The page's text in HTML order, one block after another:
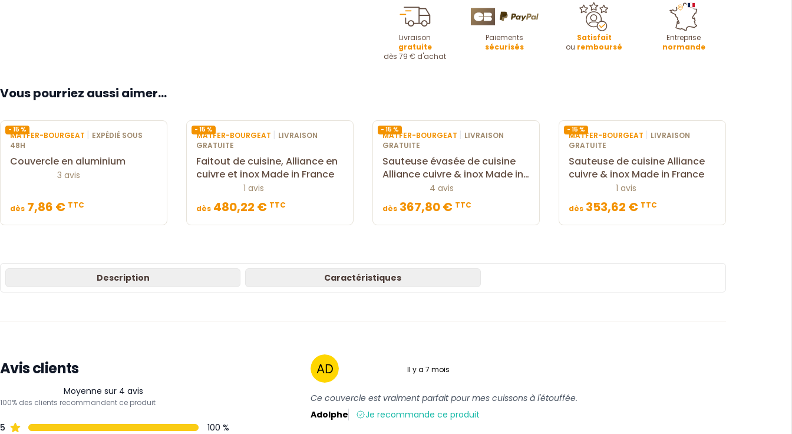
Livraison
gratuite
dès 79 € d'achat
Paiements
sécurisés
Satisfait
ou remboursé
Entreprise
normande
Vous pourriez aussi aimer...
- 15 %
MATFER-BOURGEAT | EXPÉDIÉ SOUS
48H
Couvercle en aluminium
3 avis
dès 7,86 € TTC
- 15 %
MATFER-BOURGEAT | LIVRAISON
GRATUITE
Faitout de cuisine, Alliance en
cuivre et inox Made in France
1 avis
dès 480,22 € TTC
- 15 %
MATFER-BOURGEAT | LIVRAISON
GRATUITE
Sauteuse évasée de cuisine
Alliance cuivre & inox Made in
4 avis
dès 367,80 € TTC
- 15 %
MATFER-BOURGEAT | LIVRAISON
GRATUITE
Sauteuse de cuisine Alliance
cuivre & inox Made in France
1 avis
dès 353,62 € TTC
Description Caractéristiques
Avis clients
Moyenne sur 4 avis
100% des clients recommandent ce produit
5
100 %
Il y a 7 mois
Ce couvercle est vraiment parfait pour mes cuissons à l'étouffée.
Adolphe
Je recommande ce produit